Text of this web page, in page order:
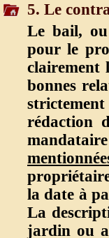
5. Le
Le bail,
pour le
clairement
bonnes
rédaction
la date à
La
jardin ou